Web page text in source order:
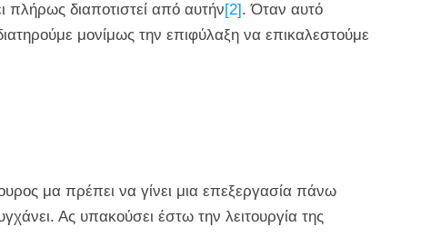
πλήρως διαποτιστεί από αυτήν[2]. Όταν αυτό
μονίμως την επιφύλαξη να επικαλεστούμε
μα πρέπει να γίνει μια επεξεργασία πάνω
Ας υπακούσει έστω την λειτουργία της